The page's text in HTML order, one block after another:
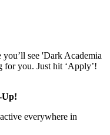
see 'Dark Academia
you. Just hit ‘Apply’!
Up!
everywhere in